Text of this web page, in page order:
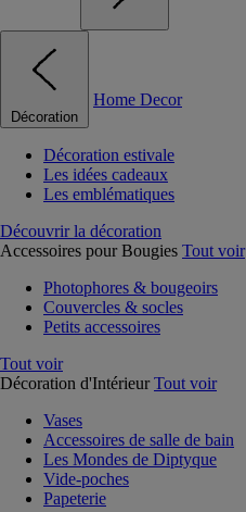
Décoration
Home Decor
Décoration estivale
Les idées cadeaux
Les emblématiques
Découvrir la décoration
Accessoires pour Bougies Tout voir
Photophores & bougeoirs
Couvercles & socles
Petits accessoires
Tout voir
Décoration d'Intérieur Tout voir
Vases
Accessoires de salle de bain
Les Mondes de Diptyque
Vide-poches
Papeterie